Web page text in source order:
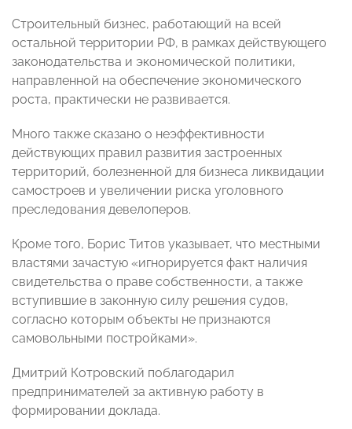
Строительный бизнес, работающий на всей
остальной территории РФ, в рамках действующего
законодательства и экономической политики,
направленной на обеспечение экономического
роста, практически не развивается.
Много также сказано о неэффективности
действующих правил развития застроенных
территорий, болезненной для бизнеса ликвидации
самостроев и увеличении риска уголовного
преследования девелоперов.
Кроме того, Борис Титов указывает, что местными
властями зачастую «игнорируется факт наличия
свидетельства о праве собственности, а также
вступившие в законную силу решения судов,
согласно которым объекты не признаются
самовольными постройками».
Дмитрий Котровский поблагодарил
предпринимателей за активную работу в
формировании доклада.